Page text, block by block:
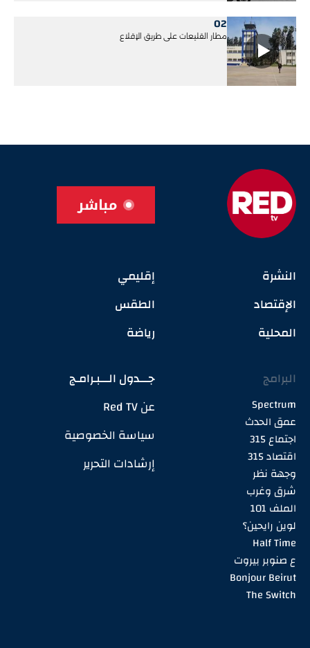
02
مطار القليعات على طريق الإقلاع
مباشر
النشرة
الإقتصاد
المحلية
إقليمي
الطقس
رياضة
البرامج
Spectrum
عمق الحدث
اجتماع 315
اقتصاد 315
وجهة نظر
شرق وغرب
الملف 101
لوين رايحين؟
Half Time
ع صنوبر بيروت
Bonjour Beirut
The Switch
جـــدول الـــبـرامـج
عن Red TV
سياسة الخصوصية
إرشادات التحرير